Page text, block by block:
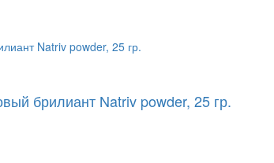
брилиант Natriv powder, 25 гр.